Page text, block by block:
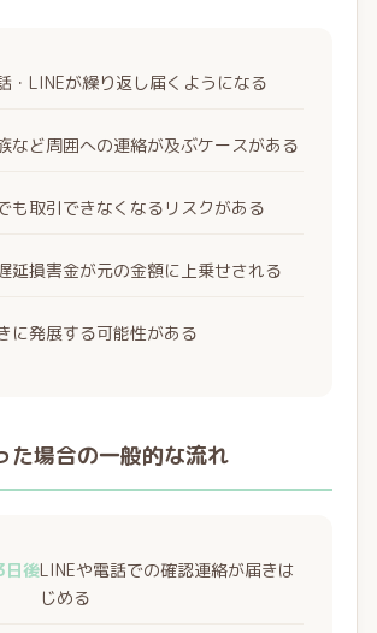
・LINEが繰り返し届くようになる
など周囲への連絡が及ぶケースがある
も取引できなくなるリスクがある
延損害金が元の金額に上乗せされる
に発展する可能性がある
た場合の一般的な流れ
日後LINEや電話での確認連絡が届きは
じめる